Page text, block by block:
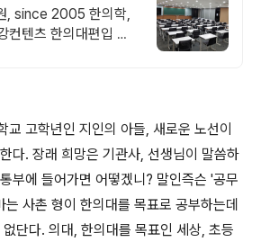
, since 2005 한의학,
컨텐츠 한의대편입 전
교 고학년인 지인의 아들, 새로운 노선이
다. 장래 희망은 기관사, 선생님이 말씀하
부에 들어가면 어떻겠니? 말인즉슨 '공무
사촌 형이 한의대를 목표로 공부하는데
단다. 의대, 한의대를 목표인 세상, 초등